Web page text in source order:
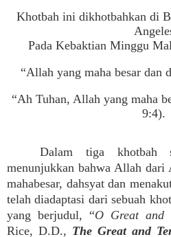
Khotbah ini dikhotbahkan di
Pada Kebaktian Minggu
“Allah yang maha besar dan
“Ah Tuhan, Allah yang maha
9:4).
Dalam tiga khotbah
menunjukkan bahwa Allah
mahabesar, dahsyat dan
telah diadaptasi dari sebuah
yang berjudul, “O Great and
Rice, D.D., The Great and